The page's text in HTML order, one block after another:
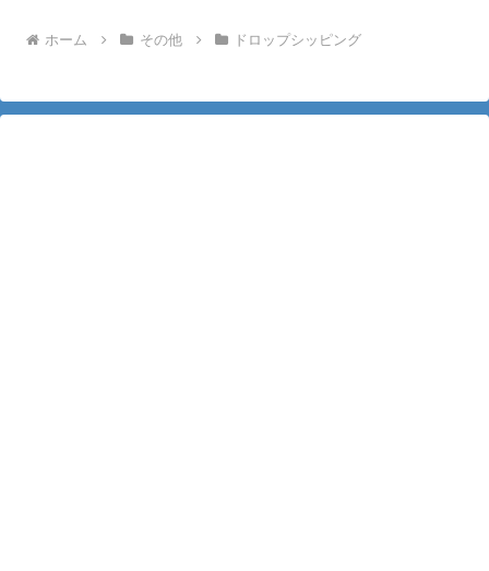
ホーム その他 ドロップシッピング